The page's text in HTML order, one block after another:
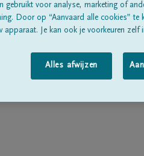
gebruikt voor analyse, marketing of
Door op “Aanvaard alle cookies” te
Je kan ook je voorkeuren zelf
Alles afwijzen